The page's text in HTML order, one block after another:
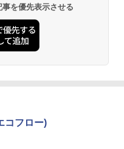
を優先表示させる
コフロー)